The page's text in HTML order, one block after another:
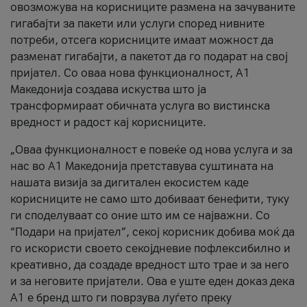
овозможува на корисниците размена на зачуваните
гигабајти за пакети или услуги според нивните
потреби, отсега корисниците имаат можност да
разменат гигабајти, а пакетот да го подарат на свој
пријател. Со оваа нова функционалност, А1
Македонија создава искуства што ја
трансформираат обичната услуга во вистинска
вредност и радост кај корисниците.
„Оваа функционалност е повеќе од нова услуга и за
нас во А1 Македонија претставува суштината на
нашата визија за дигитален екосистем каде
корисниците не само што добиваат бенефити, туку
ги споделуваат со оние што им се најважни. Со
“Подари на пријател”, секој корисник добива моќ да
го искористи своето секојдневие пофлексибилно и
креативно, да создаде вредност што трае и за него
и за неговите пријатели. Ова е уште еден доказ дека
А1 е бренд што ги поврзува луѓето преку